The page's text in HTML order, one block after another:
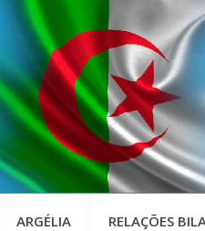
ARGÉLIA RELAÇÕES